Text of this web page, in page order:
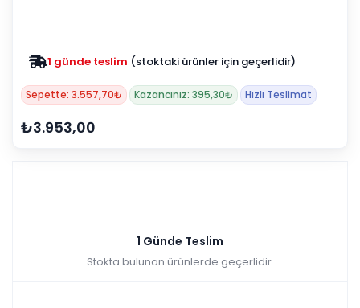
1 günde teslim (stoktaki ürünler için geçerlidir)
Sepette: 3.557,70₺ Kazancınız: 395,30₺ Hızlı Teslimat
₺3.953,00
1 Günde Teslim
Stokta bulunan ürünlerde geçerlidir.